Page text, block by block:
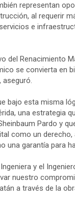
representan
al requerir
e
del Renacimiento
se convierta en
aseguró.
bajo esta misma
una estrategia
Pardo y
como un
una garantía para
y el
nuestro
a través de la